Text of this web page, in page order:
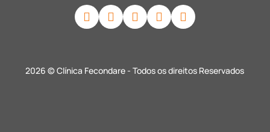
2026 © Clínica Fecondare - Todos os direitos Reservados